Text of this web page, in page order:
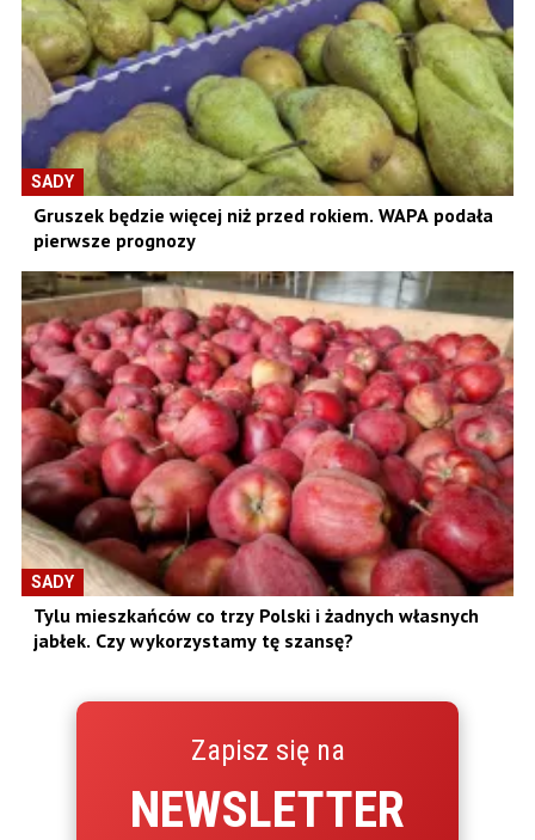
SADY
Gruszek będzie więcej niż przed rokiem. WAPA podała
pierwsze prognozy
SADY
Tylu mieszkańców co trzy Polski i żadnych własnych
jabłek. Czy wykorzystamy tę szansę?
Zapisz się na
NEWSLETTER